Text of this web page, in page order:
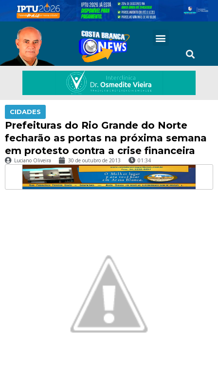
CIDADES
Prefeituras do Rio Grande do Norte
fecharão as portas na próxima semana
em protesto contra a crise financeira
Luciano Oliveira 30 de outubro de 2013 01:34